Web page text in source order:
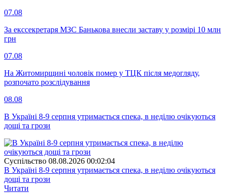
07.08
За екссекретаря МЗС Банькова внесли заставу у розмірі 10 млн
грн
07.08
На Житомирщині чоловік помер у ТЦК після медогляду,
розпочато розслідування
08.08
В Україні 8-9 серпня утримається спека, в неділю очікуються
дощі та грози
Суспiльство 08.08.2026 00:02:04
В Україні 8-9 серпня утримається спека, в неділю очікуються
дощі та грози
Читати